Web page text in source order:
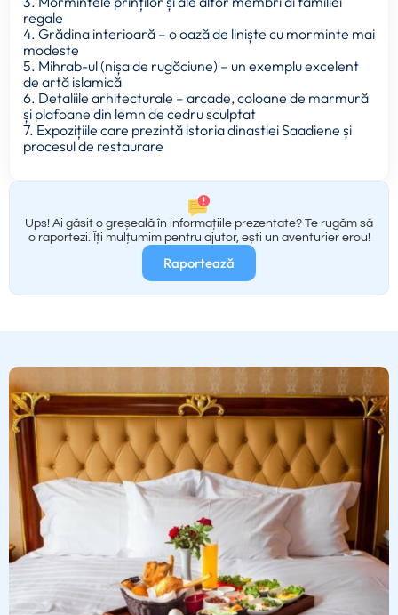
regale
4. Grădina interioară – o oază de liniște cu morminte mai
modeste
5. Mihrab-ul (nișa de rugăciune) – un exemplu excelent
de artă islamică
6. Detaliile arhitecturale – arcade, coloane de marmură
și plafoane din lemn de cedru sculptat
7. Expozițiile care prezintă istoria dinastiei Saadiene și
procesul de restaurare
Ups! Ai găsit o greșeală în informațiile prezentate? Te rugăm să
o raportezi. Îți mulțumim pentru ajutor, ești un aventurier erou!
Raportează